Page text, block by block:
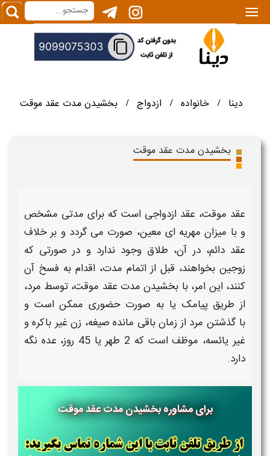
|||
دینا / خانواده / ازدواج / بخشیدن مدت عقد موقت
بخشیدن مدت عقد موقت
عقد موقت، عقد ازدواجی است که برای مدتی مشخص
و با میزان مهریه ای معین، صورت می گردد و بر خلاف
عقد دائم، در آن، طلاق وجود ندارد و در صورتی که
زوجین بخواهند، قبل از اتمام مدت، اقدام به فسخ آن
کنند، این امر، با بخشیدن مدت عقد موقت، توسط مرد،
از طریق پیامک یا به صورت حضوری ممکن است و
با گذشتن مرد از زمان باقی مانده صیغه​، زن غیر باکره و
غیر یائسه، موظف است که 2 طهر یا 45 روز، عده نگه
دارد.
برای مشاوره بخشیدن مدت عقد موقت